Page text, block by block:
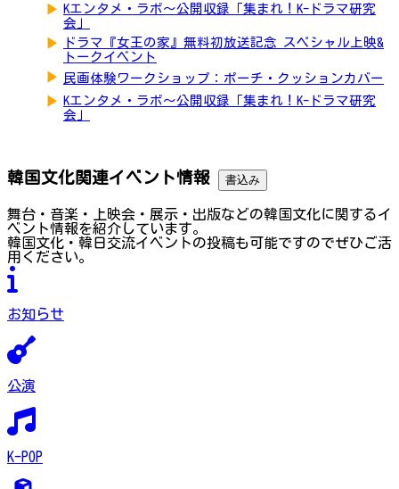
▶ Kエンタメ・ラボ～公開収録「集まれ！K-ドラマ研究
会」
▶
ドラマ『女王の家』無料初放送記念 スペシャル上映&
トークイベント
▶ 民画体験ワークショップ：ポーチ・クッションカバー
▶ Kエンタメ・ラボ～公開収録「集まれ！K-ドラマ研究
会」
韓国文化関連イベント情報 書込み
舞台・音楽・上映会・展示・出版などの韓国文化に関するイ
ベント情報を紹介しています。
韓国文化・韓日交流イベントの投稿も可能ですのでぜひご活
用ください。
お知らせ
公演
K-POP